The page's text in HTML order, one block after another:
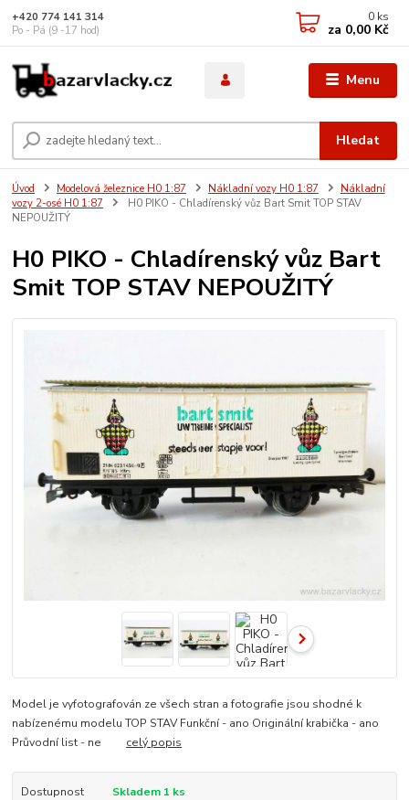
Menu
Hledat
+420 774 141 314
Po - Pá (9 -17 hod)
0 ks
za 0,00 Kč
Úvod Modelová železnice H0 1:87 Nákladní vozy H0 1:87
Nákladní
vozy 2-osé H0 1:87
H0 PIKO - Chladírenský vůz Bart Smit TOP STAV
NEPOUŽITÝ
H0 PIKO - Chladírenský vůz Bart
Smit TOP STAV NEPOUŽITÝ
Model je vyfotografován ze všech stran a fotografie jsou shodné k
nabízenému modelu TOP STAV Funkční - ano Originální krabička - ano
Průvodní list - ne celý popis
Dostupnost Skladem 1 ks